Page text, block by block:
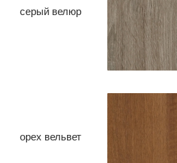
серый велюр
орех вельвет